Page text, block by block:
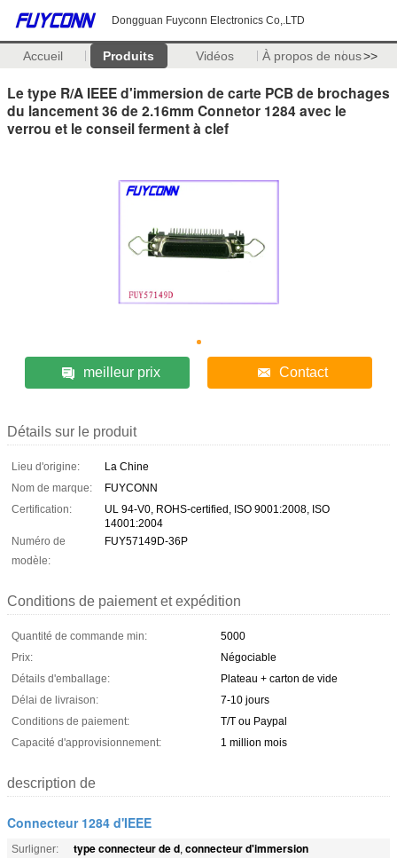
Dongguan Fuyconn Electronics Co,.LTD
Accueil Produits Vidéos À propos de nous>>
Le type R/A IEEE d'immersion de carte PCB de brochages
du lancement 36 de 2.16mm Connetor 1284 avec le
verrou et le conseil ferment à clef
meilleur prix Contact
Détails sur le produit
Lieu d'origine:
La Chine
Nom de marque:
FUYCONN
Certification:
UL 94-V0, ROHS-certified, ISO 9001:2008, ISO
14001:2004
Numéro de
modèle:
FUY57149D-36P
Conditions de paiement et expédition
Quantité de commande min:
5000
Prix:
Négociable
Détails d'emballage:
Plateau + carton de vide
Délai de livraison:
7-10 jours
Conditions de paiement:
T/T ou Paypal
Capacité d'approvisionnement:
1 million mois
description de
Connecteur 1284 d'IEEE
Surligner: type connecteur de d, connecteur d'immersion